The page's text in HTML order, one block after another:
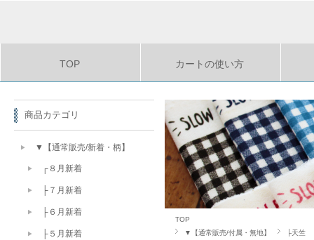
TOP カートの使い方
TOP
▼【通常販売/付属・無地】
├天竺
商品カテゴリ
▼【通常販売/新着・柄】
┌８月新着
├７月新着
├６月新着
├５月新着